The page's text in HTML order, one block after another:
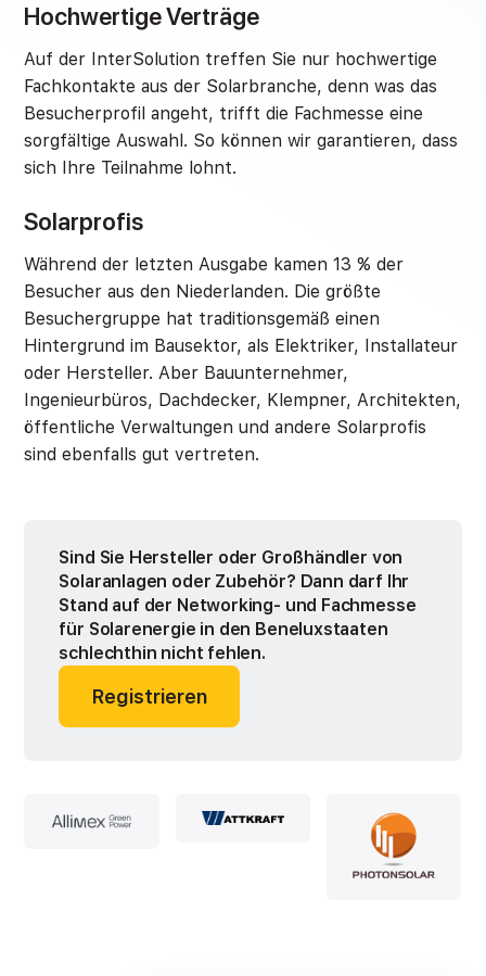
Hochwertige Verträge
Auf der InterSolution treffen Sie nur hochwertige
Fachkontakte aus der Solarbranche, denn was das
Besucherprofil angeht, trifft die Fachmesse eine
sorgfältige Auswahl. So können wir garantieren, dass
sich Ihre Teilnahme lohnt.
Solarprofis
Während der letzten Ausgabe kamen 13 % der
Besucher aus den Niederlanden. Die größte
Besuchergruppe hat traditionsgemäß einen
Hintergrund im Bausektor, als Elektriker, Installateur
oder Hersteller. Aber Bauunternehmer,
Ingenieurbüros, Dachdecker, Klempner, Architekten,
öffentliche Verwaltungen und andere Solarprofis
sind ebenfalls gut vertreten.
Sind Sie Hersteller oder Großhändler von
Solaranlagen oder Zubehör? Dann darf Ihr
Stand auf der Networking- und Fachmesse
für Solarenergie in den Beneluxstaaten
schlechthin nicht fehlen.
Registrieren